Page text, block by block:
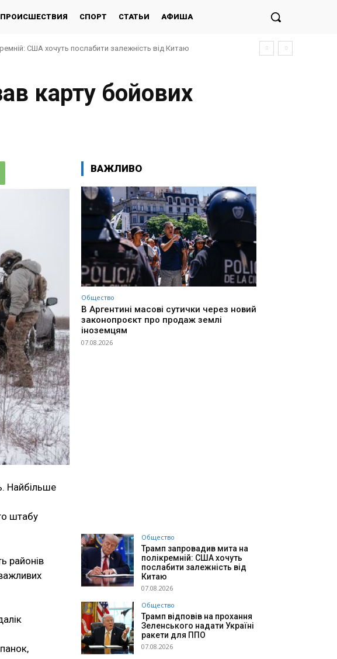
ПРОИСШЕСТВИЯ СПОРТ СТАТЬИ АФИША
США хочуть послабити залежність від Китаю
карту бойових
Найбільше
штабу
районів
ВАЖЛИВО
Общество
В Аргентині масові сутички через новий
законопроєкт про продаж землі
іноземцям
07.08.2026
Общество
Трамп запровадив мита на
полікремній: США хочуть
послабити залежність від
Китаю
07.08.2026
Общество
Трамп відповів на прохання
Зеленського надати Україні
ракети для ППО
07.08.2026